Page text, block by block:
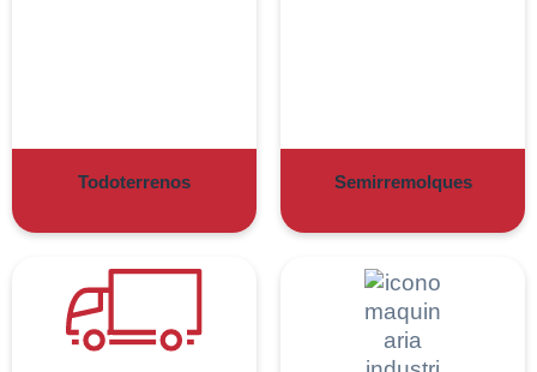
Todoterrenos Semirremolques